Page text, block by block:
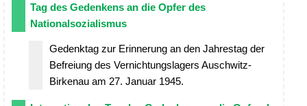
Tag des Gedenkens an die Opfer des
Nationalsozialismus
Gedenktag zur Erinnerung an den Jahrestag der
Befreiung des Vernichtungslagers Auschwitz-
Birkenau am 27. Januar 1945.